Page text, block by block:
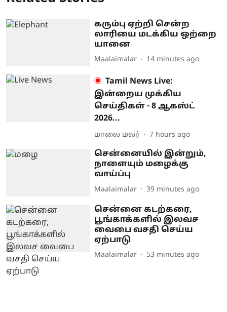
கரும்பு ஏற்றி சென்ற
லாரியை மடக்கிய ஒற்றை
யானை
Maalaimalar 14 minutes ago
Tamil News Live:
இன்றைய முக்கிய
செய்திகள் - 8 ஆகஸ்ட்
2026...
மாலை மலர் 7 hours ago
சென்னையில் இன்றும்,
நாளையும் மழைக்கு
வாய்ப்பு
Maalaimalar 39 minutes ago
சென்னை கடற்கரை,
பூங்காக்களில் இலவச
வைபை வசதி செய்ய
ஏற்பாடு
Maalaimalar 53 minutes ago